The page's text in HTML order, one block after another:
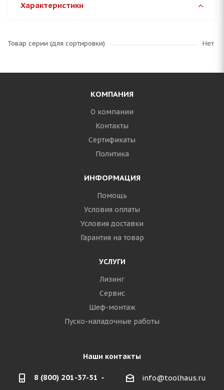
Характеристики
Товар серии (для сортировки) Нет
КОМПАНИЯ
О компании
Контакты
Сертификаты
Политика
ИНФОРМАЦИЯ
Помощь
Условия оплаты
Условия доставки
Гарантия на товар
УСЛУГИ
Лизинг
Сервис
Шеф-монтаж
Пуско-наладочные работы
Наши контакты
8 (800) 201-37-51 info@toolhaus.ru